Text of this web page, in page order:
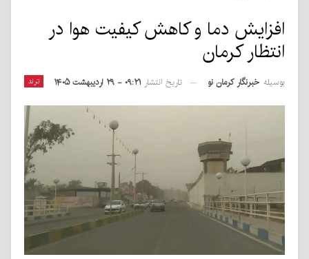
افزایش دما و کاهش کیفیت هوا در
انتظار کرمان
ترند بوسیله خبرنگار کرمان نو تاریخ انتشار ۰۹:۲۱ - ۲۹ اردیبهشت ۱۴۰۵